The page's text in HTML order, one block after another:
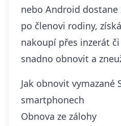
nebo Android dostane
po členovi rodiny,
nakoupí přes inzerát
snadno obnovit a
Jak obnovit vymazané
smartphonech
Obnova ze zálohy